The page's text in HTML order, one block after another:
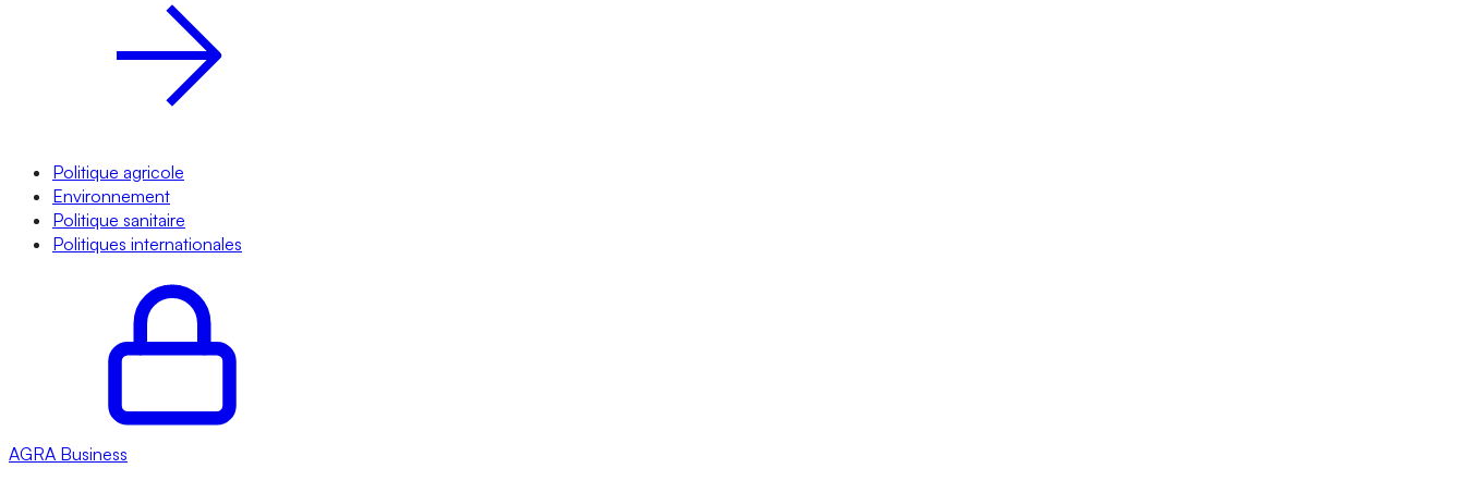
Politique agricole
Environnement
Politique sanitaire
Politiques internationales
AGRA Business